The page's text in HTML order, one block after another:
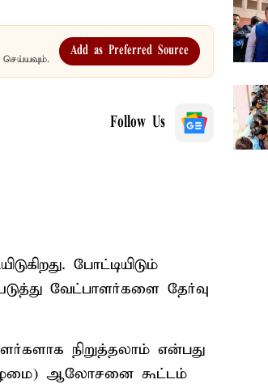
Add as Preferred Source
Follow Us
போட்டியிடும்
வேட்பாளர்களை தேர்வு
நிறுத்தலாம் என்பது
ஆலோசனை கூட்டம்